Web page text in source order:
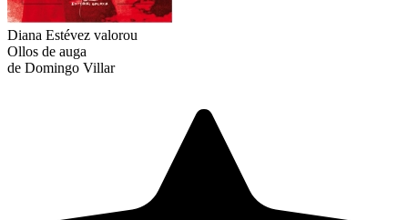
Diana Estévez valorou
Ollos de auga
de Domingo Villar